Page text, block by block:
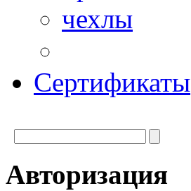
чехлы
Сертификаты
Авторизация